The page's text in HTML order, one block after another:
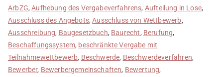
ArbZG,Aufhebung des Vergabeverfahrens, Aufteilung in Lose,
Ausschluss des Angebots,Ausschluss von Wettbewerb,
Ausschreibung, Baugesetzbuch, Baurecht, Berufung,
Beschaffungssystem, beschränkte Vergabe mit
Teilnahmewettbewerb, Beschwerde, Beschwerdeverfahren,
Bewerber, Bewerbergemeinschaften, Bewertung,